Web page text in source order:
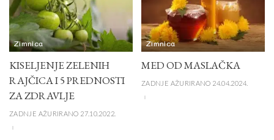
Zimnica
KISELJENJE ZELENIH
RAJČICA I 5 PREDNOSTI
ZA ZDRAVLJE
ZADNJE AŽURIRANO 27.10.2022.
Zimnica
MED OD MASLAČKA
ZADNJE AŽURIRANO 24.04.2024.